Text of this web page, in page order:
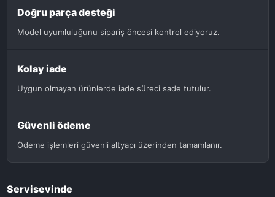
Doğru parça desteği
Model uyumluluğunu sipariş öncesi kontrol ediyoruz.
Kolay iade
Uygun olmayan ürünlerde iade süreci sade tutulur.
Güvenli ödeme
Ödeme işlemleri güvenli altyapı üzerinden tamamlanır.
Servisevinde